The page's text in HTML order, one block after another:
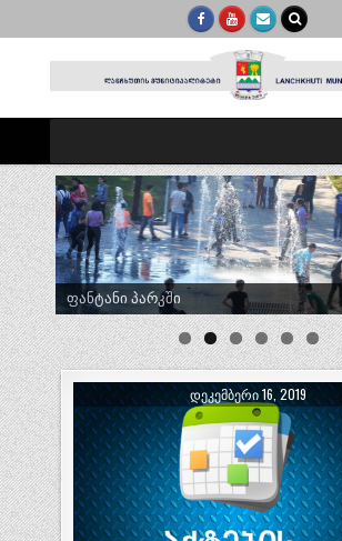
ტრადიციული ლელობურთი შუხუთში
ᲓᲔᲙᲔᲛᲑᲔᲠᲘ 16, 2019